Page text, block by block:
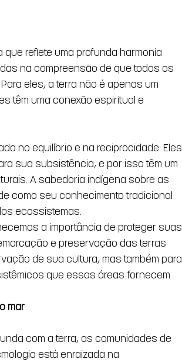
reflete uma profunda harmonia
na compreensão de que todos os
eles, a terra não é apenas um
têm uma conexão espiritual e
no equilíbrio e na reciprocidade. Eles
sua subsistência, e por isso têm um
A sabedoria indígena sobre as
como seu conhecimento tradicional
ecossistemas.
a importância de proteger suas
e preservação das terras
de sua cultura, mas também para
que essas áreas fornecem
mar
com a terra, as comunidades de
está enraizada na